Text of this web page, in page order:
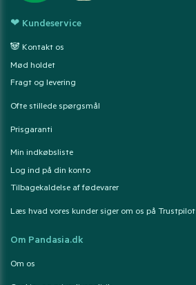
❤ Kundeservice
🐼 Kontakt os
Mød holdet
Fragt og levering
Ofte stillede spørgsmål
Prisgaranti
Min indkøbsliste
Log ind på din konto
Tilbagekaldelse af fødevarer
Læs hvad vores kunder siger om os på Trustpilot
Om Pandasia.dk
Om os